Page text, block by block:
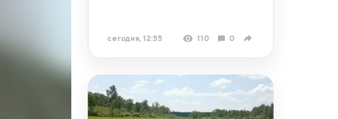
сегодня, 12:55 110 0